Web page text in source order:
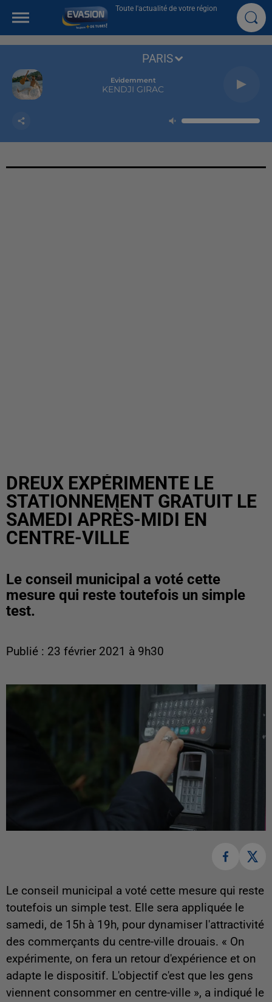
Toute l'actualité de votre région
Evidemment
KENDJI GIRAC
PARIS
DREUX EXPÉRIMENTE LE
STATIONNEMENT GRATUIT LE
SAMEDI APRÈS-MIDI EN
CENTRE-VILLE
Le conseil municipal a voté cette
mesure qui reste toutefois un simple
test.
Publié : 23 février 2021 à 9h30
Le conseil municipal a voté cette mesure qui reste
toutefois un simple test. Elle sera appliquée le
samedi, de 15h à 19h, pour dynamiser l'attractivité
des commerçants du centre-ville drouais. « On
expérimente, on fera un retour d'expérience et on
adapte le dispositif. L'objectif c'est que les gens
viennent consommer en centre-ville », a indiqué le